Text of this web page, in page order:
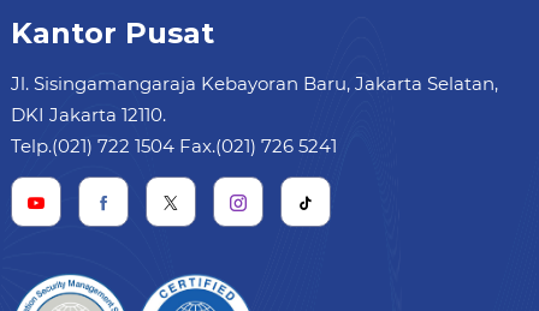
Kantor Pusat
Jl. Sisingamangaraja Kebayoran Baru, Jakarta Selatan,
DKI Jakarta 12110.
Telp.(021) 722 1504 Fax.(021) 726 5241